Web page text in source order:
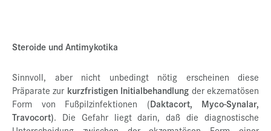
Steroide und Antimykotika
Sinnvoll, aber nicht unbedingt nötig erscheinen diese
Präparate zur kurzfristigen Initialbehandlung der ekzematösen
Form von Fußpilzinfektionen (Daktacort, Myco-Synalar,
Travocort). Die Gefahr liegt darin, daß die diagnostische